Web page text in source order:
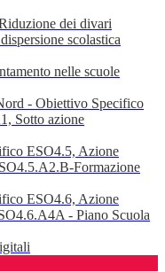
dei divari
scolastica
nelle scuole
- Obiettivo Specifico
Sotto azione
ESO4.5, Azione
Formazione
ESO4.6, Azione
- Piano Scuola